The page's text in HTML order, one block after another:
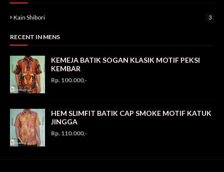
Kain Shibori 3
RECENT IN MENS
KEMEJA BATIK SOGAN KLASIK MOTIF PEKSI
KEMBAR
Rp. 100.000,-
HEM SLIMFIT BATIK CAP SMOKE MOTIF KATUK
JINGGA
Rp. 110.000,-